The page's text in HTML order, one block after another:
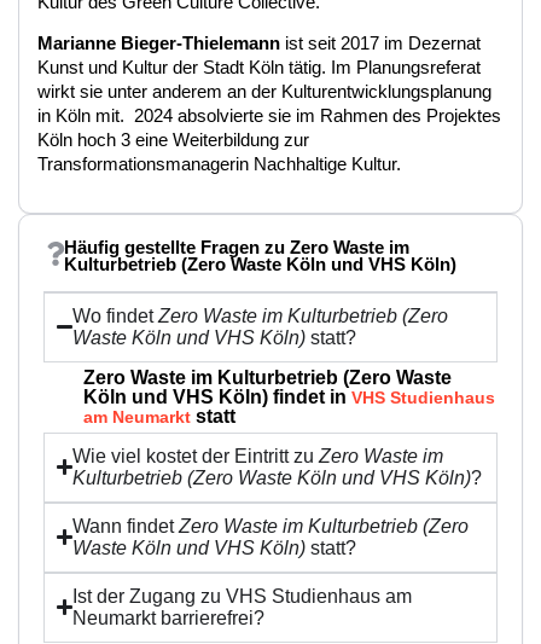
Marianne Bieger-Thielemann ist seit 2017 im Dezernat
Kunst und Kultur der Stadt Köln tätig. Im Planungsreferat
wirkt sie unter anderem an der Kulturentwicklungsplanung
in Köln mit. 2024 absolvierte sie im Rahmen des Projektes
Köln hoch 3 eine Weiterbildung zur
Transformationsmanagerin Nachhaltige Kultur.
Häufig gestellte Fragen zu Zero Waste im
Kulturbetrieb (Zero Waste Köln und VHS Köln)
Wo findetZero Waste im Kulturbetrieb (Zero
Waste Köln und VHS Köln) statt?
Zero Waste im Kulturbetrieb (Zero Waste
Köln und VHS Köln) findet in VHS Studienhaus
am Neumarkt statt
Wie viel kostet der Eintritt zuZero Waste im
Kulturbetrieb (Zero Waste Köln und VHS Köln)?
Wann findetZero Waste im Kulturbetrieb (Zero
Waste Köln und VHS Köln) statt?
Ist der Zugang zu VHS Studienhaus am
Neumarkt barrierefrei?